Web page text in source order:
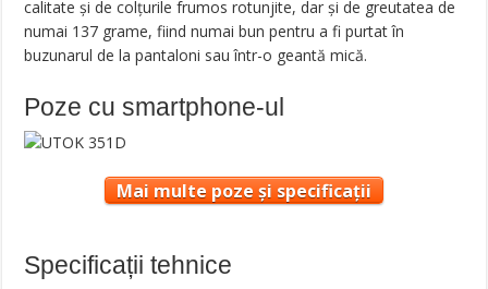
calitate şi de colţurile frumos rotunjite, dar şi de greutatea de
numai 137 grame, fiind numai bun pentru a fi purtat în
buzunarul de la pantaloni sau într-o geantă mică.
Poze cu smartphone-ul
Mai multe poze și specificații
Specificații tehnice